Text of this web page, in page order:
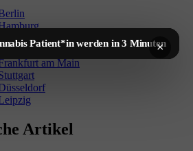
am Main
Artikel
Patient*in werden in 3 Minuten
×